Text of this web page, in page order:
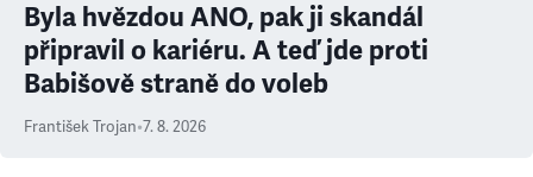
Byla hvězdou ANO, pak ji skandál
připravil o kariéru. A teď jde proti
Babišově straně do voleb
František Trojan•7. 8. 2026